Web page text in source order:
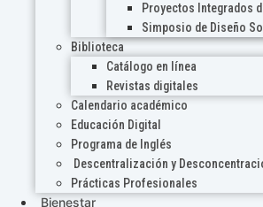
Proyectos Integrados
Simposio de Diseño
Biblioteca
Catálogo en línea
Revistas digitales
Calendario académico
Educación Digital
Programa de Inglés
Descentralización y
Prácticas Profesionales
Bienestar